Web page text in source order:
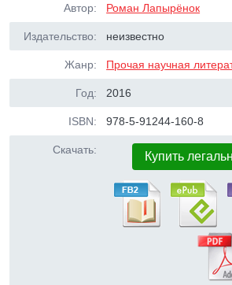
Автор: Роман Лапырёнок
Издательство: неизвестно
Жанр: Прочая научная
Год: 2016
ISBN: 978-5-91244-160-8
Скачать: Купить